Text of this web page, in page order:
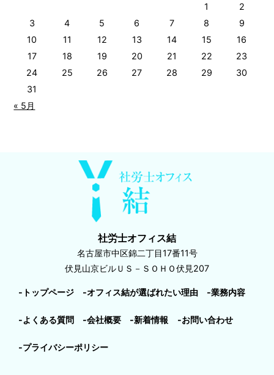
1
2
3
4 5 6 7 8
9
10
11 12 13 14 15
16
17
18 19 20 21 22
23
24
25 26 27 28 29
30
31
« 5月
社労士オフィス結
名古屋市中区錦二丁目17番11号
伏見山京ビルＵＳ－ＳＯＨＯ伏見207
-トップページ -オフィス結が選ばれたい理由 -業務内容
-よくある質問 -会社概要 -新着情報 -お問い合わせ
-プライバシーポリシー